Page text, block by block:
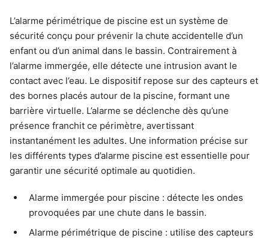
L’alarme périmétrique de piscine est un système de
sécurité conçu pour prévenir la chute accidentelle d’un
enfant ou d’un animal dans le bassin. Contrairement à
l’alarme immergée, elle détecte une intrusion avant le
contact avec l’eau. Le dispositif repose sur des capteurs et
des bornes placés autour de la piscine, formant une
barrière virtuelle. L’alarme se déclenche dès qu’une
présence franchit ce périmètre, avertissant
instantanément les adultes. Une information précise sur
les différents types d’alarme piscine est essentielle pour
garantir une sécurité optimale au quotidien.
Alarme immergée pour piscine : détecte les ondes
provoquées par une chute dans le bassin.
Alarme périmétrique de piscine : utilise des capteurs